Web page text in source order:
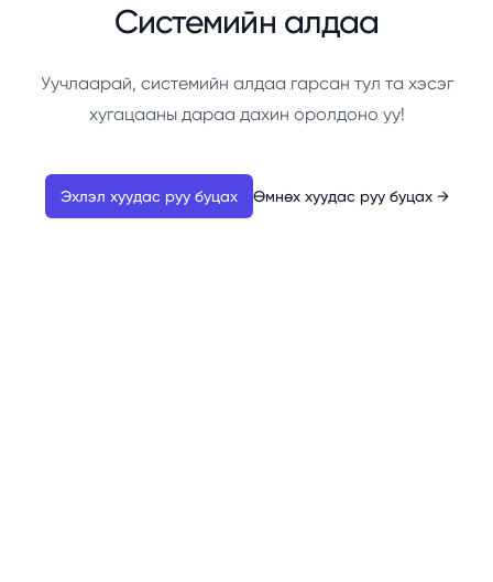
Системийн алдаа
Уучлаарай, системийн алдаа гарсан тул та хэсэг
хугацааны дараа дахин оролдоно уу!
Эхлэл хуудас руу буцах Өмнөх хуудас руу буцах →